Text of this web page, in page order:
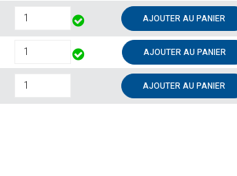
AJOUTER AU PANIER
AJOUTER AU PANIER
AJOUTER AU PANIER